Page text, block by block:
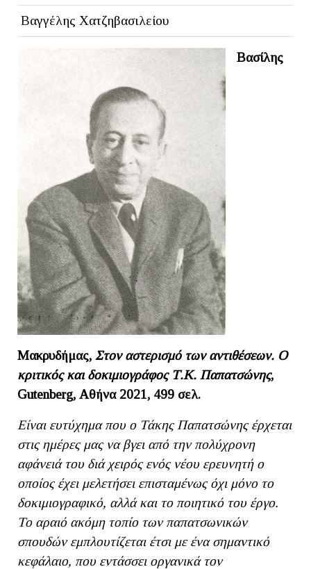
Βαγγέλης Χατζηβασιλείου
Βασίλης
Μακρυδήμας, Στον αστερισμό των αντιθέσεων. Ο
κριτικός και δοκιμιογράφος Τ.Κ. Παπατσώνης,
Gutenberg, Αθήνα 2021, 499 σελ.
Είναι ευτύχημα που ο Τάκης Παπατσώνης έρχεται
στις ημέρες μας να βγει από την πολύχρονη
αφάνειά του διά χειρός ενός νέου ερευνητή ο
οποίος έχει μελετήσει επισταμένως όχι μόνο το
δοκιμιογραφικό, αλλά και το ποιητικό του έργο.
Το αραιό ακόμη τοπίο των παπατσωνικών
σπουδών εμπλουτίζεται έτσι με ένα σημαντικό
κεφάλαιο, που εντάσσει οργανικά τον